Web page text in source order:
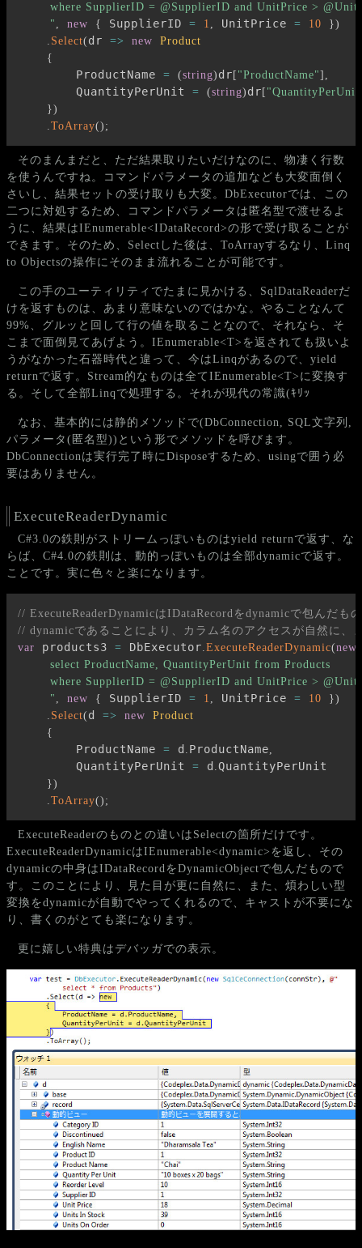
where SupplierID = @SupplierID and UnitPrice >
        "
, new { SupplierID = 1 , UnitPrice = 10 })
. Select( dr => new
Product
{
        ProductName
= (string) dr [ "ProductName"] ,
        QuantityPerUnit
= (string) dr [
})
.ToArray() ;
そのまんまだと、ただ結果取りたいだけなのに、物凄く行数
を使うんですね。コマンドパラメータの追加なども大変面倒く
さいし、結果セットの受け取りも大変。DbExecutorでは、この
二つに対処するため、コマンドパラメータは匿名型で渡せるよ
うに、結果はIEnumerable<IDataRecord>の形で受け取ることが
できます。そのため、Selectした後は、ToArrayするなり、Linq
to Objectsの操作にそのまま流れることが可能です。
この手のユーティリティでたまに見かける、SqlDataReaderだ
けを返すものは、あまり意味ないのではかな。やることなんて
99%、グルッと回して行の値を取ることなので、それなら、そ
こまで面倒見てあげよう。IEnumerable<T>を返されても扱いよ
うがなかった石器時代と違って、今はLinqがあるので、yield
returnで返す。Stream的なものは全てIEnumerable<T>に変換す
る。そして全部Linqで処理する。それが現代の常識(ｷﾘｯ
なお、基本的には静的メソッドで(DbConnection, SQL文字列,
パラメータ(匿名型))という形でメソッドを呼びます。
DbConnectionは実行完了時にDisposeするため、usingで囲う必
要はありません。
ExecuteReaderDynamic
C#3.0の鉄則がストリームっぽいものはyield returnで返す、な
らば、C#4.0の鉄則は、動的っぽいものは全部dynamicで返す。
ことです。実に色々と楽になります。
// ExecuteReaderDynamicはIDataRecordをdynamicで包んだも
// dynamicであることにより、カラム名のアクセスが自然に、
var products3 = DbExecutor.ExecuteReaderDynamic(new
        select ProductName, QuantityPerUnit from Products
where SupplierID = @SupplierID and UnitPrice >
        "
, new { SupplierID = 1 , UnitPrice = 10 })
. Select( d => new
Product
{
        ProductName
= d . ProductName,
        QuantityPerUnit
= d .QuantityPerUnit
})
.ToArray() ;
ExecuteReaderのものとの違いはSelectの箇所だけです。
ExecuteReaderDynamicはIEnumerable<dynamic>を返し、その
dynamicの中身はIDataRecordをDynamicObjectで包んだもので
す。このことにより、見た目が更に自然に、また、煩わしい型
変換をdynamicが自動でやってくれるので、キャストが不要にな
り、書くのがとても楽になります。
更に嬉しい特典はデバッガでの表示。